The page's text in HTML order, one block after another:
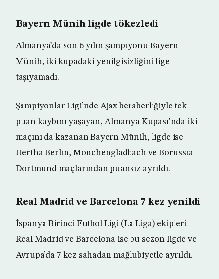
Bayern Münih ligde tökezledi
Almanya’da son 6 yılın şampiyonu Bayern
Münih, iki kupadaki yenilgisizliğini lige
taşıyamadı.
Şampiyonlar Ligi’nde Ajax beraberliğiyle tek
puan kaybını yaşayan, Almanya Kupası’nda iki
maçını da kazanan Bayern Münih, ligde ise
Hertha Berlin, Mönchengladbach ve Borussia
Dortmund maçlarından puansız ayrıldı.
Real Madrid ve Barcelona 7 kez yenildi
İspanya Birinci Futbol Ligi (La Liga) ekipleri
Real Madrid ve Barcelona ise bu sezon ligde ve
Avrupa’da 7 kez sahadan mağlubiyetle ayrıldı.